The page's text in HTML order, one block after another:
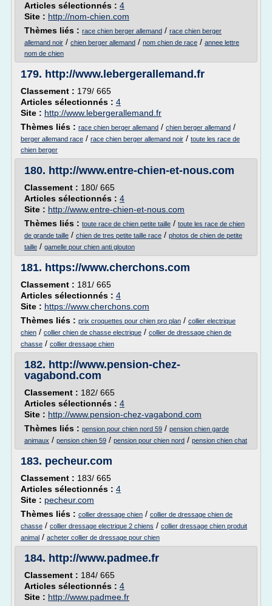
Articles sélectionnés : 4
Site : http://nom-chien.com
Thèmes liés : race chien berger allemand / race chien berger
allemand noir / chien berger allemand / nom chien de race / annee lettre
nom de chien
179. http://www.lebergerallemand.fr
Classement : 179/ 665
Articles sélectionnés : 4
Site : http://www.lebergerallemand.fr
Thèmes liés : race chien berger allemand / chien berger allemand /
berger allemand race / race chien berger allemand noir / toute les race de
chien berger
180. http://www.entre-chien-et-nous.com
Classement : 180/ 665
Articles sélectionnés : 4
Site : http://www.entre-chien-et-nous.com
Thèmes liés : toute race de chien petite taille / toute les race de chien
de grande taille / chien de tres petite taille race / photos de chien de petite
taille / gamelle pour chien anti glouton
181. https://www.cherchons.com
Classement : 181/ 665
Articles sélectionnés : 4
Site : https://www.cherchons.com
Thèmes liés : prix croquettes pour chien pro plan / collier electrique
chien / collier chien de chasse electrique / collier de dressage chien de
chasse / collier dressage chien
182. http://www.pension-chez-
vagabond.com
Classement : 182/ 665
Articles sélectionnés : 4
Site : http://www.pension-chez-vagabond.com
Thèmes liés : pension pour chien nord 59 / pension chien garde
animaux / pension chien 59 / pension pour chien nord / pension chien chat
183. pecheur.com
Classement : 183/ 665
Articles sélectionnés : 4
Site : pecheur.com
Thèmes liés : collier dressage chien / collier de dressage chien de
chasse / collier dressage electrique 2 chiens / collier dressage chien produit
animal / acheter collier de dressage pour chien
184. http://www.padmee.fr
Classement : 184/ 665
Articles sélectionnés : 4
Site : http://www.padmee.fr